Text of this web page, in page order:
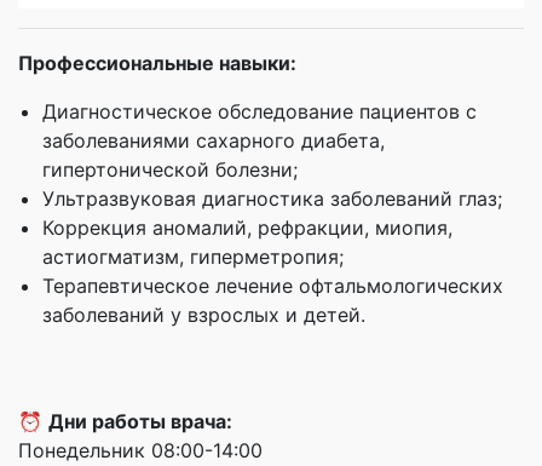
Профессиональные навыки:
Диагностическое обследование пациентов с
заболеваниями сахарного диабета,
гипертонической болезни;
Ультразвуковая диагностика заболеваний глаз;
Коррекция аномалий, рефракции, миопия,
астиогматизм, гиперметропия;
Терапевтическое лечение офтальмологических
заболеваний у взрослых и детей.
⏰ Дни работы врача:
Понедельник 08:00-14:00